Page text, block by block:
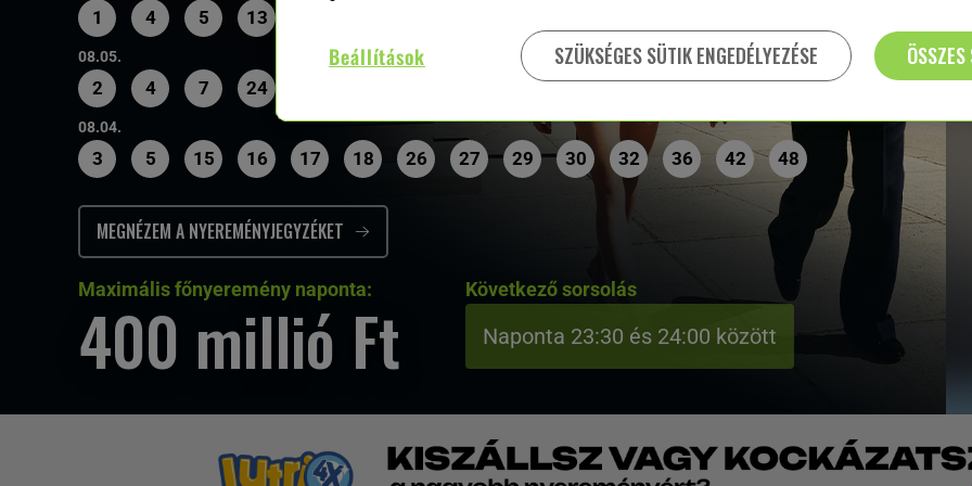
1 4 5 13
08.05.
2 4 7 24 37 38 42 43 47
08.04.
3 5 15 16 17 18 26 27 29 30 32 36 42 48
MEGNÉZEM A NYEREMÉNYJEGYZÉKET
Maximális főnyeremény naponta:
400 millió Ft
Következő sorsolás
Naponta 23:30 és 24:00 között
Beállítások SZÜKSÉGES SÜTIK ENGEDÉLYEZÉSE ÖSSZES